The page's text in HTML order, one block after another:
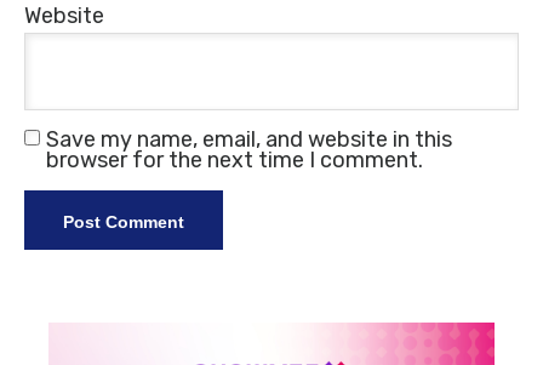
Website
Save my name, email, and website in this
browser for the next time I comment.